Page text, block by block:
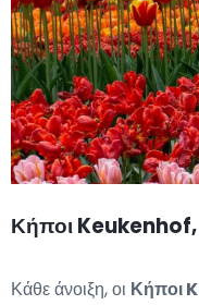
Κήποι Keukenhof,
Κάθε άνοιξη, οι Κήποι